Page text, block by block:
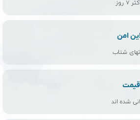
امن
شتاب
شده اند